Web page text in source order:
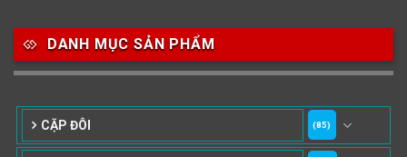
DANH MỤC SẢN PHẨM
CẶP ĐÔI (85)